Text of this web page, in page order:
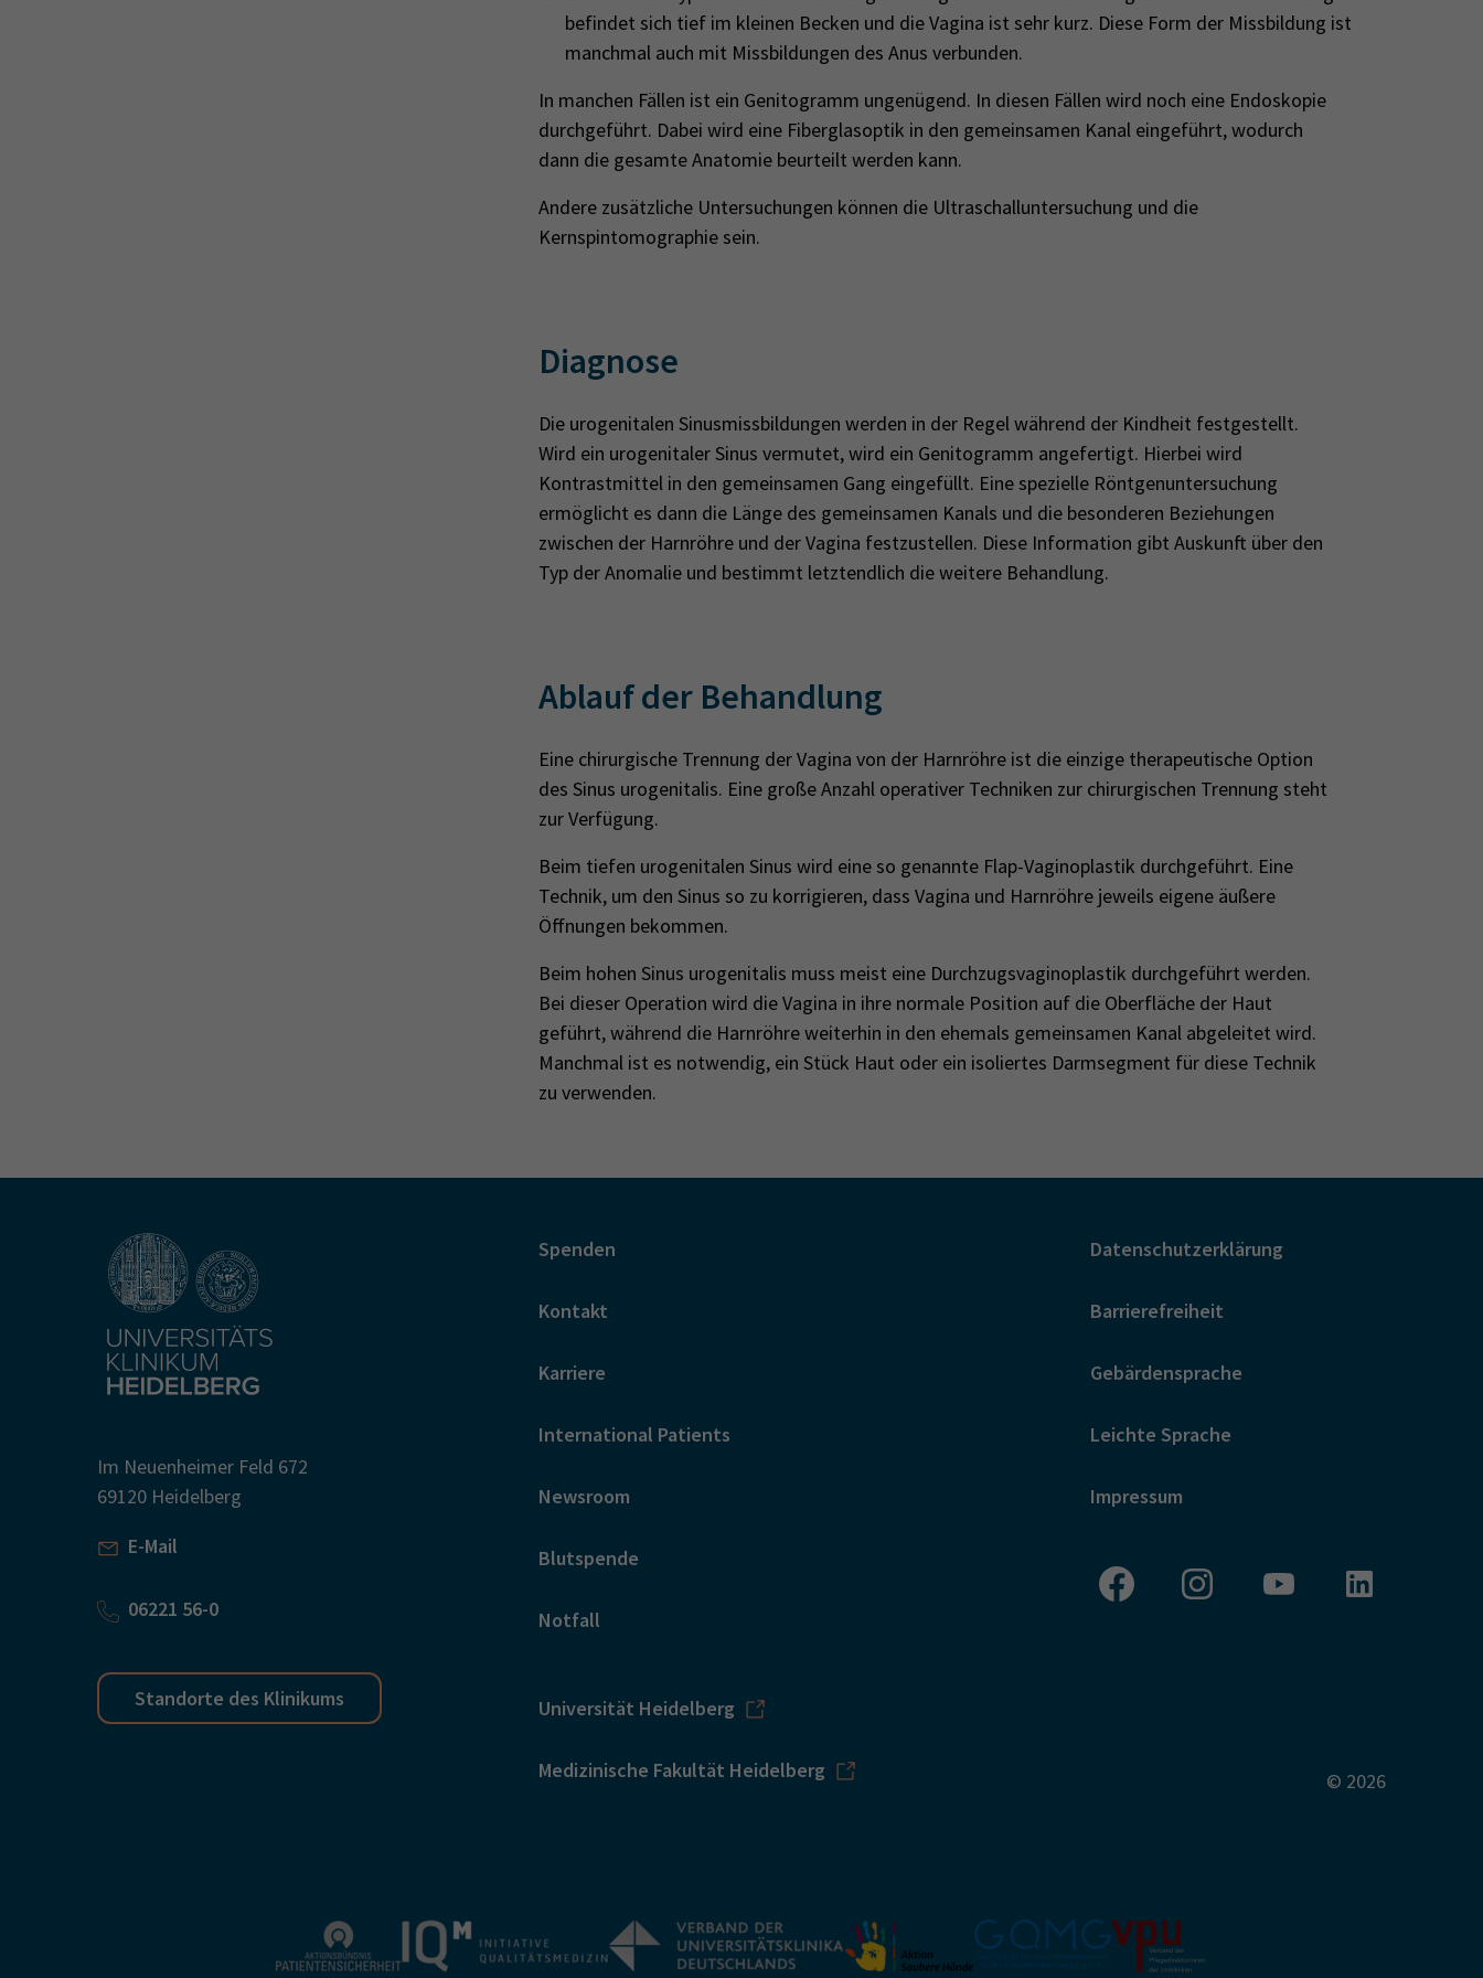
befindet sich tief im kleinen Becken und die Vagina ist sehr kurz. Diese Form der Missbildung ist
manchmal auch mit Missbildungen des Anus verbunden.
In manchen Fällen ist ein Genitogramm ungenügend. In diesen Fällen wird noch eine Endoskopie
durchgeführt. Dabei wird eine Fiberglasoptik in den gemeinsamen Kanal eingeführt, wodurch
dann die gesamte Anatomie beurteilt werden kann.
Andere zusätzliche Untersuchungen können die Ultraschalluntersuchung und die
Kernspintomographie sein.
Diagnose
Die urogenitalen Sinusmissbildungen werden in der Regel während der Kindheit festgestellt.
Wird ein urogenitaler Sinus vermutet, wird ein Genitogramm angefertigt. Hierbei wird
Kontrastmittel in den gemeinsamen Gang eingefüllt. Eine spezielle Röntgenuntersuchung
ermöglicht es dann die Länge des gemeinsamen Kanals und die besonderen Beziehungen
zwischen der Harnröhre und der Vagina festzustellen. Diese Information gibt Auskunft über den
Typ der Anomalie und bestimmt letztendlich die weitere Behandlung.
Ablauf der Behandlung
Eine chirurgische Trennung der Vagina von der Harnröhre ist die einzige therapeutische Option
des Sinus urogenitalis. Eine große Anzahl operativer Techniken zur chirurgischen Trennung steht
zur Verfügung.
Beim tiefen urogenitalen Sinus wird eine so genannte Flap-Vaginoplastik durchgeführt. Eine
Technik, um den Sinus so zu korrigieren, dass Vagina und Harnröhre jeweils eigene äußere
Öffnungen bekommen.
Beim hohen Sinus urogenitalis muss meist eine Durchzugsvaginoplastik durchgeführt werden.
Bei dieser Operation wird die Vagina in ihre normale Position auf die Oberfläche der Haut
geführt, während die Harnröhre weiterhin in den ehemals gemeinsamen Kanal abgeleitet wird.
Manchmal ist es notwendig, ein Stück Haut oder ein isoliertes Darmsegment für diese Technik
zu verwenden.
Im Neuenheimer Feld 672
69120 Heidelberg
E-Mail
06221 56-0
Standorte des Klinikums
Spenden
Kontakt
Karriere
International Patients
Newsroom
Blutspende
Notfall
Universität Heidelberg
Medizinische Fakultät Heidelberg
Datenschutzerklärung
Barrierefreiheit
Gebärdensprache
Leichte Sprache
Impressum
© 2026